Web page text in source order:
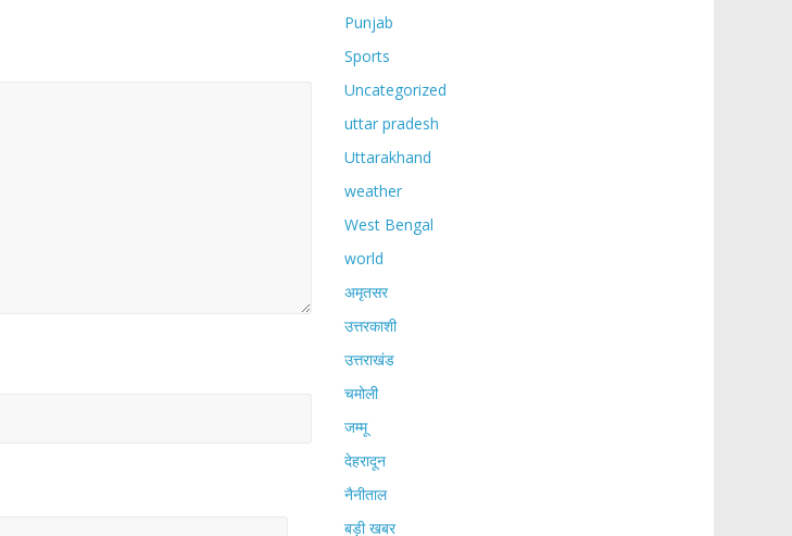
Punjab
Sports
Uncategorized
uttar pradesh
Uttarakhand
weather
West Bengal
world
अमृतसर
उत्तरकाशी
उत्तराखंड
चमोली
जम्मू
देहरादून
नैनीताल
बड़ी खबर